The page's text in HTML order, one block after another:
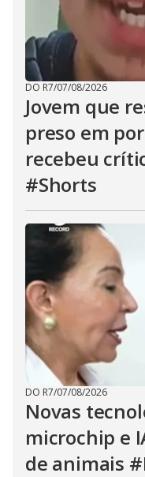
DO R7/07/08/2026
Jovem que
preso em
recebeu
#Shorts
DO R7/07/08/2026
Novas
microchip e
de animais